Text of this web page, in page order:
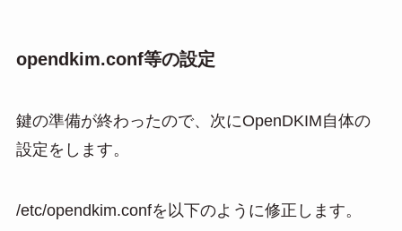
opendkim.conf等の設定
鍵の準備が終わったので、次にOpenDKIM自体の
設定をします。
/etc/opendkim.confを以下のように修正します。